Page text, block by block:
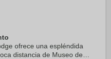
ofrece una espléndida
distancia de Museo de